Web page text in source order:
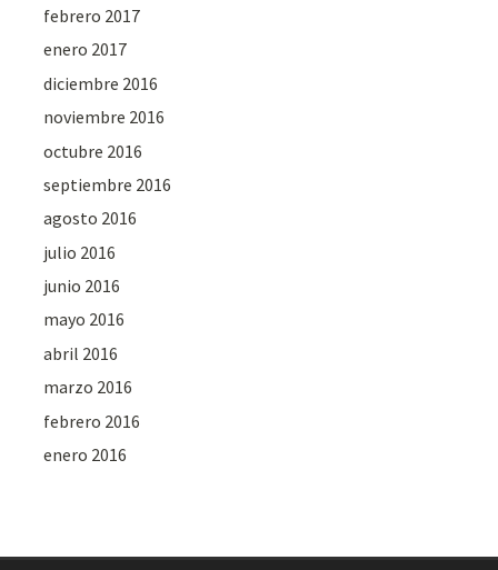
febrero 2017
enero 2017
diciembre 2016
noviembre 2016
octubre 2016
septiembre 2016
agosto 2016
julio 2016
junio 2016
mayo 2016
abril 2016
marzo 2016
febrero 2016
enero 2016